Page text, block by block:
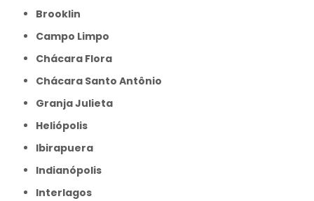
Brooklin
Campo Limpo
Chácara Flora
Chácara Santo Antônio
Granja Julieta
Heliópolis
Ibirapuera
Indianópolis
Interlagos